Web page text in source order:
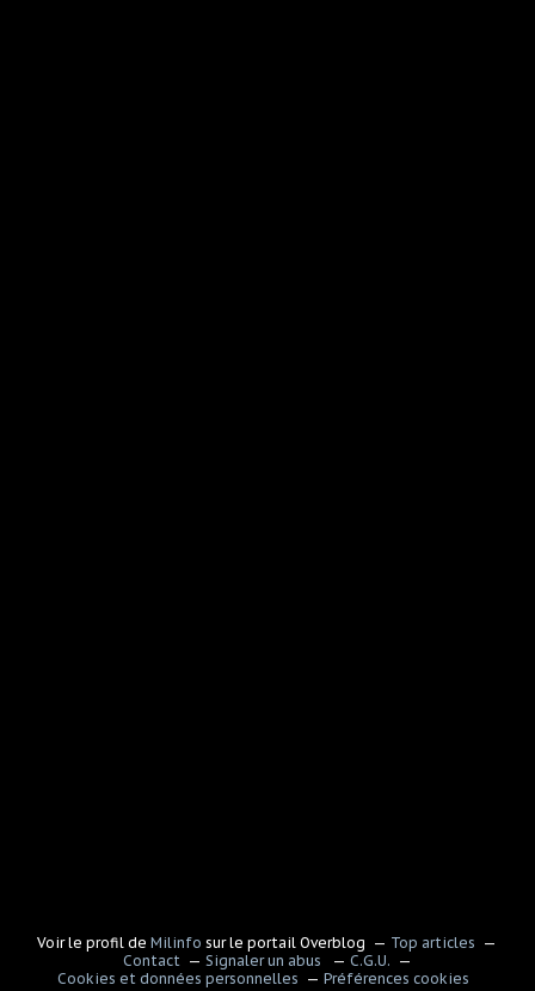
Voir le profil deMilinfo sur le portail Overblog
Top articles
Contact
Signaler un abus
C.G.U.
Cookies et données personnelles
Préférences cookies